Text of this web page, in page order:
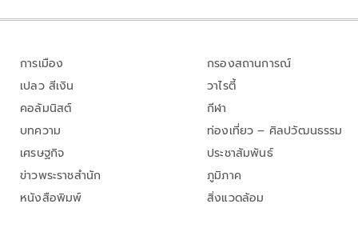
การเมือง
เปลว สีเงิน
คอลัมนิสต์
บทความ
เศรษฐกิจ
ข่าวพระราชสำนัก
หนังสือพิมพ์
กรองสถานการณ์
วาไรตี้
กีฬา
ท่องเที่ยว – ศิลปวัฒนธรรม
ประชาสัมพันธ์
ภูมิภาค
สิ่งแวดล้อม